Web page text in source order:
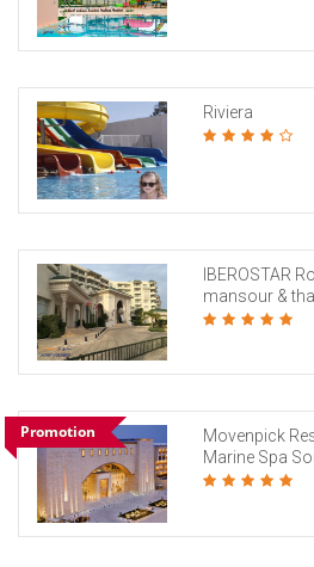
Riviera
IBEROSTAR
mansour &
Promotion
Movenpick
Marine Spa